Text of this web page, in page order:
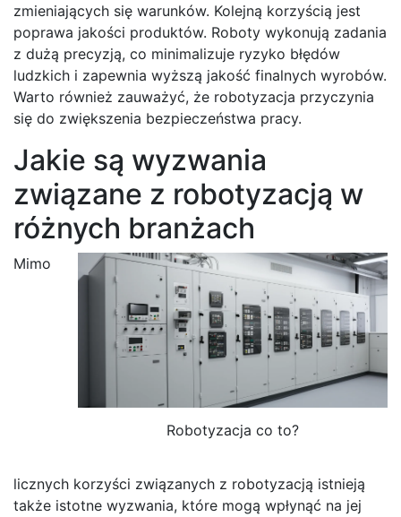
zmieniających się warunków. Kolejną korzyścią jest
poprawa jakości produktów. Roboty wykonują zadania
z dużą precyzją, co minimalizuje ryzyko błędów
ludzkich i zapewnia wyższą jakość finalnych wyrobów.
Warto również zauważyć, że robotyzacja przyczynia
się do zwiększenia bezpieczeństwa pracy.
Jakie są wyzwania
związane z robotyzacją w
różnych branżach
Robotyzacja co to?
Mimo
licznych korzyści związanych z robotyzacją istnieją
także istotne wyzwania, które mogą wpłynąć na jej